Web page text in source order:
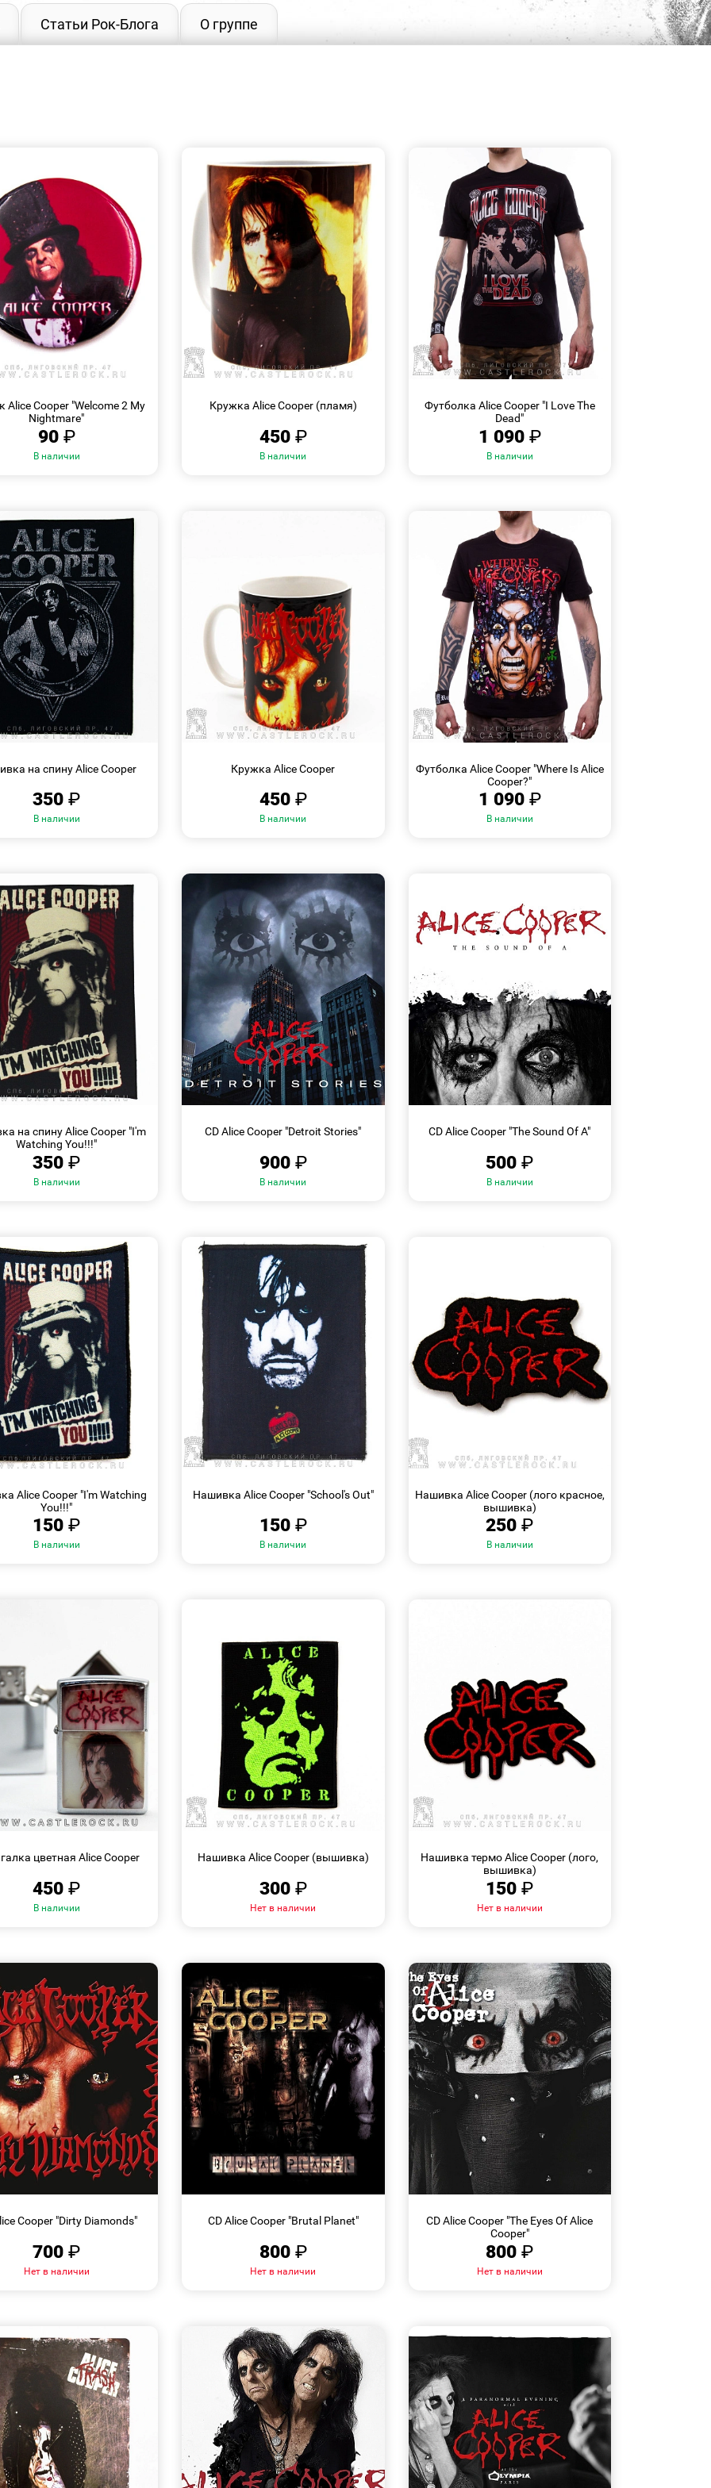
Статьи Рок-Блога О группе
Alice Cooper "Welcome 2 My
Nightmare"
90 ₽
В наличии
Кружка Alice Cooper (пламя)
450 ₽
В наличии
Футболка Alice Cooper "I Love The
Dead"
1 090 ₽
В наличии
M
L XL XXL XXXL
на спину Alice Cooper
350₽
В наличии
Кружка Alice Cooper
450 ₽
В наличии
Футболка Alice Cooper "Where Is Alice
Cooper?"
1 090 ₽
В наличии
XL
XXL XXXL
на спину Alice Cooper "I'm
Watching You!!!"
350₽
В наличии
CD Alice Cooper "Detroit Stories"
900 ₽
В наличии
CD Alice Cooper "The Sound Of A"
500₽
В наличии
Alice Cooper "I'm Watching
You!!!"
150₽
В наличии
Нашивка Alice Cooper "School's Out"
150 ₽
В наличии
Нашивка Alice Cooper (лого красное,
вышивка)
250₽
В наличии
цветная Alice Cooper
450₽
В наличии
Нашивка Alice Cooper (вышивка)
300 ₽
Нет в наличии
Нашивка термо Alice Cooper (лого,
вышивка)
150₽
Нет в наличии
Cooper "Dirty Diamonds"
700₽
Нет в наличии
CD Alice Cooper "Brutal Planet"
800 ₽
Нет в наличии
CD Alice Cooper "The Eyes Of Alice
Cooper"
800₽
Нет в наличии